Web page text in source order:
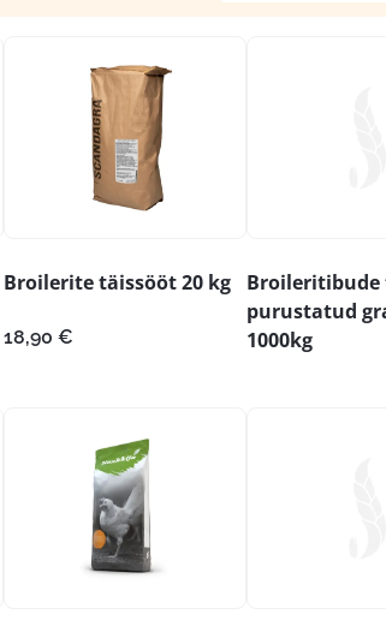
Broilerite täissööt 20 kg
18,90 €
Broileritibude
purustatud
1000kg